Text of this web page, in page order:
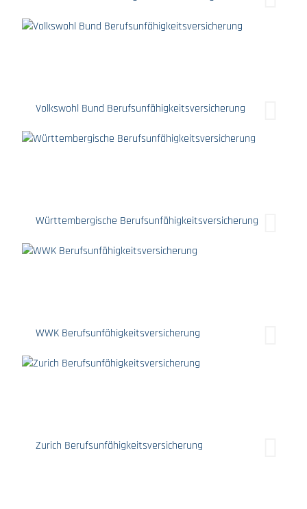
Volkswohl Bund Berufsunfähigkeitsversicherung
Württembergische Berufsunfähigkeitsversicherung
WWK Berufsunfähigkeitsversicherung
Zurich Berufsunfähigkeitsversicherung